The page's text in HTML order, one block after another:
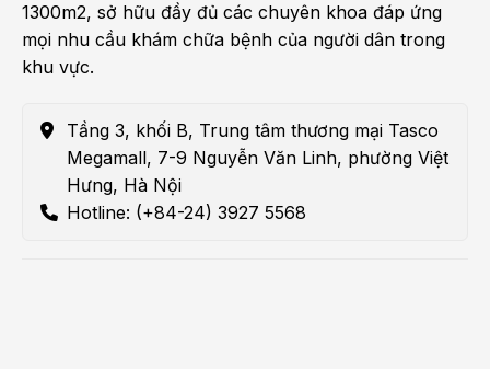
1300m2, sở hữu đầy đủ các chuyên khoa đáp ứng
mọi nhu cầu khám chữa bệnh của người dân trong
khu vực.
Tầng 3, khối B, Trung tâm thương mại Tasco
Megamall, 7-9 Nguyễn Văn Linh, phường Việt
Hưng, Hà Nội
Hotline: (+84-24) 3927 5568